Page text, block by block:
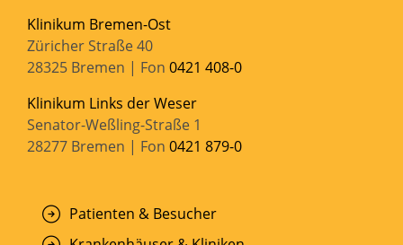
Klinikum Bremen-Ost
Züricher Straße 40
28325 Bremen | Fon 0421 408-0
Klinikum Links der Weser
Senator-Weßling-Straße 1
28277 Bremen | Fon 0421 879-0
Patienten & Besucher